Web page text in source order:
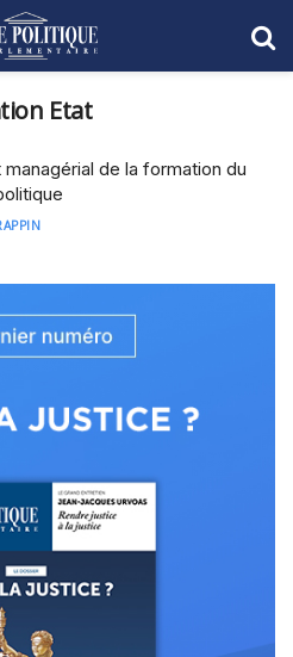
Etat
managérial de la formation du